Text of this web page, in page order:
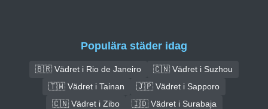
Populära städer idag
🇧🇷 Vädret i Rio de Janeiro
🇨🇳 Vädret i Suzhou
🇹🇼 Vädret i Tainan
🇯🇵 Vädret i Sapporo
🇨🇳 Vädret i Zibo
🇮🇩 Vädret i Surabaja